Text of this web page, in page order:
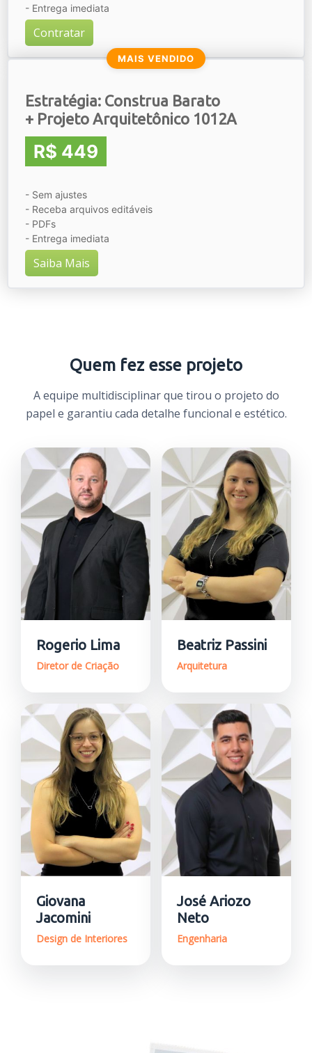
- Entrega imediata
Contratar
MAIS VENDIDO
Estratégia: Construa Barato
+ Projeto Arquitetônico 1012A
R$ 449
- Sem ajustes
- Receba arquivos editáveis
- PDFs
- Entrega imediata
Saiba Mais
Quem fez esse projeto
A equipe multidisciplinar que tirou o projeto do
papel e garantiu cada detalhe funcional e estético.
Rogerio Lima
Diretor de Criação
Beatriz Passini
Arquitetura
Giovana
Jacomini
Design de Interiores
José Ariozo
Neto
Engenharia